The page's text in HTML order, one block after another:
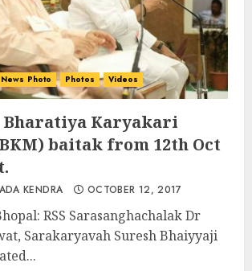
News Photo Photos Videos
Bharatiya Karyakari
baitak from 12th Oct
KENDRA OCTOBER 12, 2017
RSS Sarasanghachalak Dr
Sarakaryavah Suresh Bhaiyyaji